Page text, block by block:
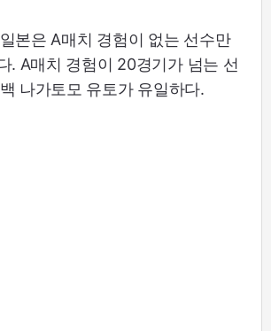
본은 A매치 경험이 없는 선수만
. A매치 경험이 20경기가 넘는 선
나가토모 유토가 유일하다.